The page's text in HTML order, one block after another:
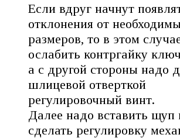
Если вдруг начнут
отклонения от
размеров, то в этом
ослабить контргайку
а с другой стороны надо
шлицевой отверткой
регулировочный винт.
Далее надо вставить щуп
сделать регулировку